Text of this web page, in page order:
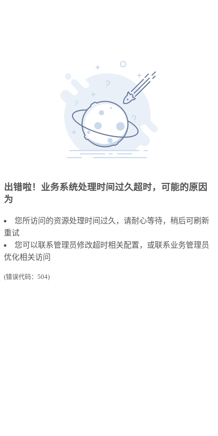
出错啦！业务系统处理时间过久超时，可能的原因
为
您所访问的资源处理时间过久，请耐心等待，稍后可刷新
重试
您可以联系管理员修改超时相关配置，或联系业务管理员
优化相关访问
(错误代码：504)